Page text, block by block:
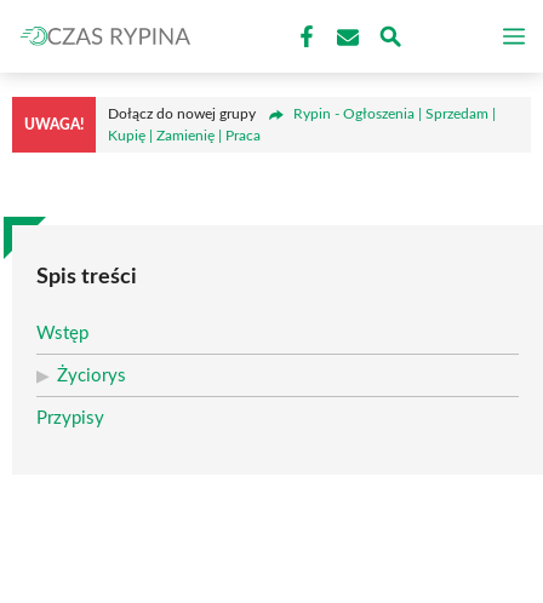
do
treści
UWAGA!
Dołącz do nowej grupy
Rypin - Ogłoszenia | Sprzedam |
Kupię | Zamienię | Praca
Spis treści
Wstęp
Życiorys
Przypisy